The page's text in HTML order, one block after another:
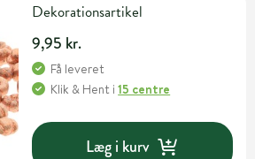
Dekorationsartikel
9,95 kr.
Få leveret
Klik & Hent i15 centre
Læg i kurv